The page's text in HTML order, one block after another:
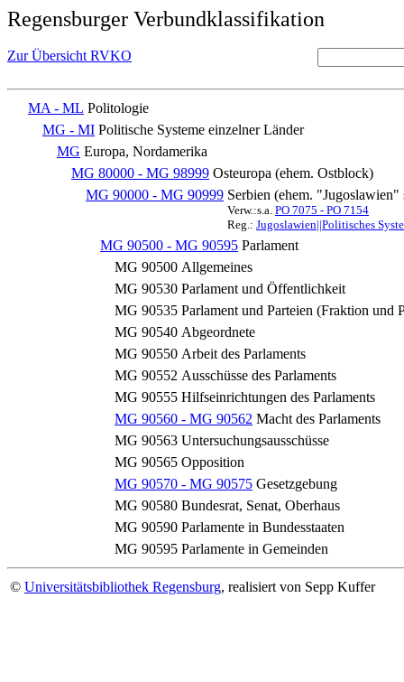
Regensburger Verbundklassifikation
Zur Übersicht RVKO
MA - ML Politologie
MG - MI Politische Systeme einzelner Länder
MG Europa, Nordamerika
MG 80000 - MG 98999 Osteuropa (ehem. Ostblock)
MG 90000 - MG 90999 Serbien (ehem.
Verw.:s.a. PO 7075 - PO 7154
Reg.: Jugoslawien||Politisches
MG 90500 - MG 90595 Parlament
MG 90500 Allgemeines
MG 90530 Parlament und Öffentlichkeit
MG 90535 Parlament und Parteien (Fraktion und
MG 90540 Abgeordnete
MG 90550 Arbeit des Parlaments
MG 90552 Ausschüsse des Parlaments
MG 90555 Hilfseinrichtungen des Parlaments
MG 90560 - MG 90562 Macht des Parlaments
MG 90563 Untersuchungsausschüsse
MG 90565 Opposition
MG 90570 - MG 90575 Gesetzgebung
MG 90580 Bundesrat, Senat, Oberhaus
MG 90590 Parlamente in Bundesstaaten
MG 90595 Parlamente in Gemeinden
© Universitätsbibliothek Regensburg, realisiert von Sepp Kuffer